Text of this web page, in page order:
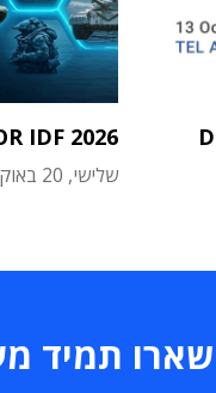
IDF 2026
שלישי, 20 באוקטובר 2026
תמיד